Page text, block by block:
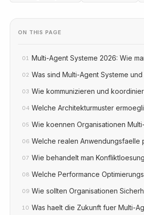
ON THIS PAGE
01 Multi-Agent Systeme 2026: Wie
02 Was sind Multi-Agent Systeme
03 Wie kommunizieren und
04 Welche Architekturmuster
05 Wie koennen Organisationen
06 Welche realen Anwendungsfaelle
07 Wie behandelt man
08 Welche Performance
09 Wie sollten Organisationen
10 Was haelt die Zukunft fuer Multi-